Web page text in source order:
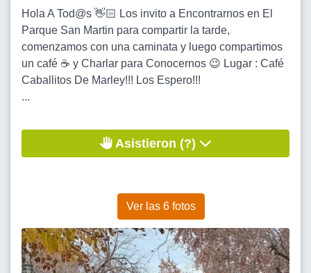
Hola A Tod@s 👋🏻 Los invito a Encontrarnos en El
Parque San Martin para compartir la tarde,
comenzamos con una caminata y luego compartimos
un café ☕️ y Charlar para Conocernos 😉 Lugar : Café
Caballitos De Marley!!! Los Espero!!!
...
Asistieron (?)
Ver las 6 fotos